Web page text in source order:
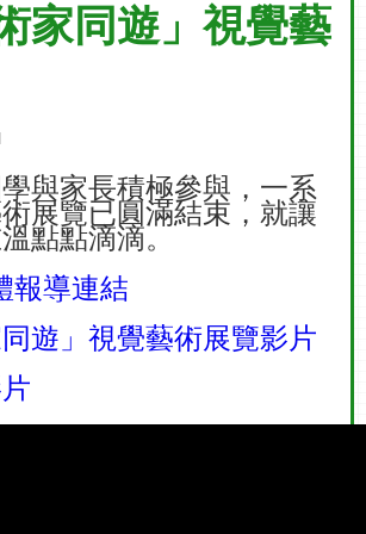
家同遊」視覺藝
與家長積極參與，一系
展覽已圓滿結束，就讓
點點滴滴。
報導連結
同遊」視覺藝術展覽影片